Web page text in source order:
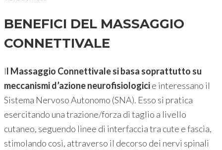
BENEFICI DEL MASSAGGIO
CONNETTIVALE
Il Massaggio Connettivale si basa soprattutto su
meccanismi d’azione neurofisiologicie interessano il
Sistema Nervoso Autonomo (SNA). Esso si pratica
esercitando una trazione/forza di taglio a livello
cutaneo, seguendo linee di interfaccia tra cute e fascia,
stimolando così, attraverso il decorso dei nervi spinali